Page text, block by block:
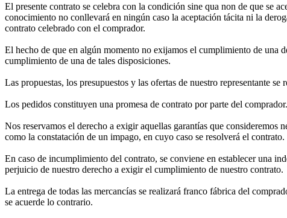
El presente contrato se celebra con la condición sine qua non de que se
conocimiento no conllevará en ningún caso la aceptación tácita ni la
contrato celebrado con el comprador.
El hecho de que en algún momento no exijamos el cumplimiento de una
cumplimiento de una de tales disposiciones.
Las propuestas, los presupuestos y las ofertas de nuestro representante
Los pedidos constituyen una promesa de contrato por parte del
Nos reservamos el derecho a exigir aquellas garantías que consideremos
como la constatación de un impago, en cuyo caso se resolverá el contrato.
En caso de incumplimiento del contrato, se conviene en establecer una
perjuicio de nuestro derecho a exigir el cumplimiento de nuestro contrato.
La entrega de todas las mercancías se realizará franco fábrica del
se acuerde lo contrario.